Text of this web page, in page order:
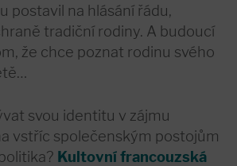
postavil na hlásání řádu,
tradiční rodiny. A budoucí
že chce poznat rodinu svého
svou identitu v zájmu
vstříc společenským postojům
Kultovní francouzská